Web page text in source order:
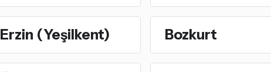
Erzin (Yeşilkent) Bozkurt